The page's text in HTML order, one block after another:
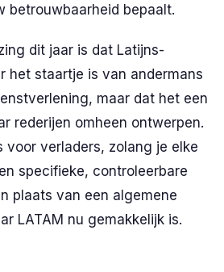
betrouwbaarheid bepaalt.
dit jaar is dat Latijns-
het staartje is van andermans
maar dat het een
rederijen omheen ontwerpen.
voor verladers, zolang je elke
specifieke, controleerbare
plaats van een algemene
LATAM nu gemakkelijk is.